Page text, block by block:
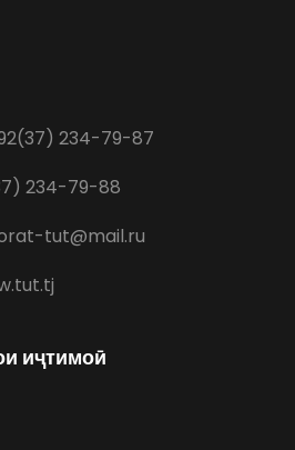
234-79-87
234-79-88
tut@mail.ru
иҷтимоӣ